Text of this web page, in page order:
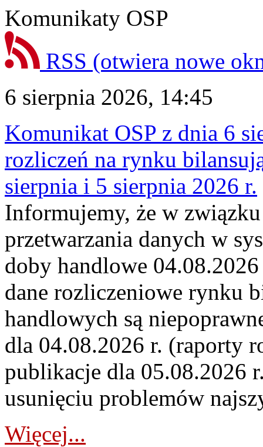
Komunikaty OSP
RSS (otwiera nowe
6 sierpnia 2026, 14:45
Komunikat OSP z dnia 6
rozliczeń na rynku
sierpnia i 5 sierpnia 2026 r.
Informujemy, że w
przetwarzania danych w
doby handlowe
dane rozliczeniowe rynku
handlowych są
dla 04.08.2026 r. (raporty
publikacje dla 05.08.2026
usunięciu problemów
Więcej...